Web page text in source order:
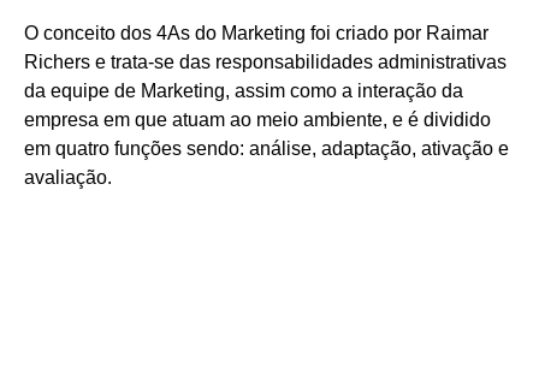
O conceito dos 4As do Marketing foi criado por Raimar
Richers e trata-se das responsabilidades administrativas
da equipe de Marketing, assim como a interação da
empresa em que atuam ao meio ambiente, e é dividido
em quatro funções sendo: análise, adaptação, ativação e
avaliação.